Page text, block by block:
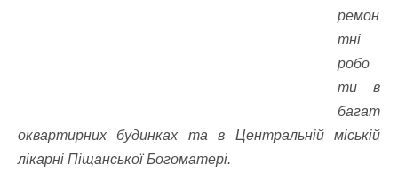
ремон
тні
робо
ти в
багат
оквартирних будинках та в Центральній міській
лікарні Піщанської Богоматері.